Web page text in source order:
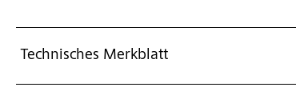
Technisches Merkblatt